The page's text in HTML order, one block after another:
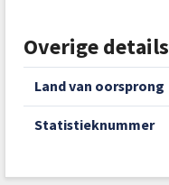
Overige details
land van oorsprong
statistieknummer